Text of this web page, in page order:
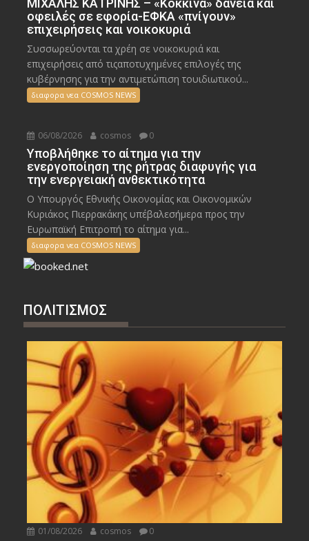
ΜΙΧΑΛΗΣ ΚΑΤΡΙΝΗΣ – «Κόκκινα» δάνεια και
οφειλές σε εφορία-ΕΦΚΑ «πνίγουν»
επιχειρήσεις και νοικοκυριά
Συσσωρεύονται τα χρέη σε νοικοκυριά και
επιχειρήσεις από τιςαποτυχημένες επιλογές της
κυβέρνησης για την αντιμετώπιση τουιδιωτικού...
διαφορα νεα COSMOS NEWS
06/08/2026 cosmos 0
Υποβλήθηκε το αίτημα για την
ενεργοποίηση της ρήτρας διαφυγής για
την ενεργειακή ανθεκτικότητα
Ο Υπουργός Εθνικής Οικονομίας και Οικονομικών
Κυριάκος Πιερρακάκης υπέβαλεσήμερα προς την
Ευρωπαϊκή Επιτροπή το αίτημα για...
διαφορα νεα COSMOS NEWS
ΠΟΛΙΤΙΣΜΟΣ
01/08/2026 cosmos 0